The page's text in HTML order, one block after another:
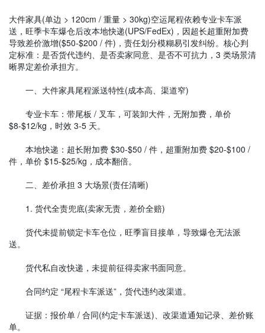
大件家具(单边 > 120cm / 重量 > 30kg)空运尾程依赖专业卡车派
送，旺季卡车爆仓后改本地快递(UPS/FedEx)，因超长超重附加费
导致差价激增($50-$200 / 件)，责任划分模糊易引发纠纷。核心判
定标准：是否货代违约、是否卖家同意、是否不可抗力，3 类场景清
晰界定差价承担方。
一、大件家具尾程派送特性(成本高、渠道窄)
专业卡车：带尾板 / 叉车，可装卸大件，无附加费，单价
$8-$12/kg，时效 3-5 天。
本地快递：超长附加费 $30-$50 / 件，超重附加费 $20-$100 /
件，单价 $15-$25/kg，成本翻倍。
二、差价承担 3 大场景(责任清晰)
1. 货代全责兜底(卖家无责，差价全赔)
货代未提前锁定卡车仓位，旺季盲目接单，导致爆仓无法派
送。
货代私自改快递，未提前征得卖家书面同意。
合同约定 “尾程卡车派送”，货代违约改渠道。
证据：报价单 / 合同(约定卡车派送)、改渠道通知记录、差价账
单。